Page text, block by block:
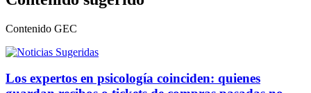
Contenido GEC
Los expertos en psicología coinciden: quienes